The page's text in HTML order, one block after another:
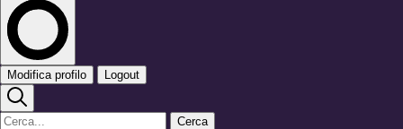
Modifica profilo Logout
Cerca